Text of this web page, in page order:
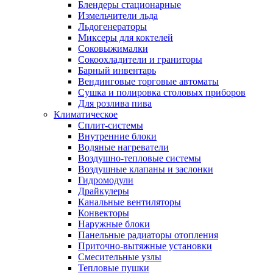
Блендеры стационарные
Измельчители льда
Льдогенераторы
Миксеры для коктелей
Соковыжималки
Сокоохладители и граниторы
Барный инвентарь
Вендинговые торговые автоматы
Сушка и полировка столовых приборов
Для розлива пива
Климатическое
Сплит-системы
Внутренние блоки
Водяные нагреватели
Воздушно-тепловые системы
Воздушные клапаны и заслонки
Гидромодули
Драйкулеры
Канальные вентиляторы
Конвекторы
Наружные блоки
Панельные радиаторы отопления
Приточно-вытяжные установки
Смесительные узлы
Тепловые пушки